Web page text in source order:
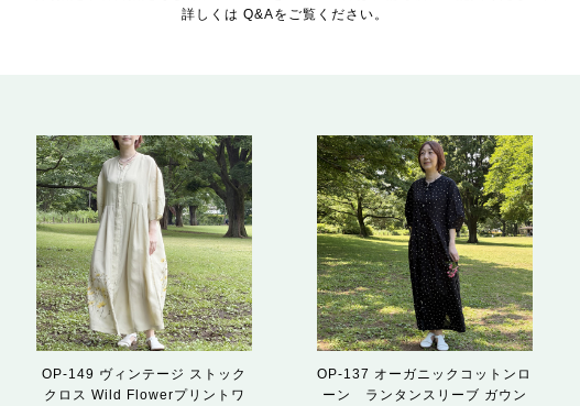
詳しくは Q&Aをご覧ください。
OP-149 ヴィンテージ ストック
クロス Wild Flowerプリントワ
OP-137 オーガニックコットンロ
ーン ランタンスリーブ ガウン